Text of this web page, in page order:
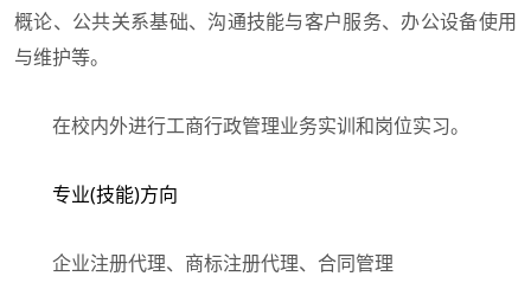
概论、公共关系基础、沟通技能与客户服务、办公设备使用
与维护等。
在校内外进行工商行政管理业务实训和岗位实习。
专业(技能)方向
企业注册代理、商标注册代理、合同管理